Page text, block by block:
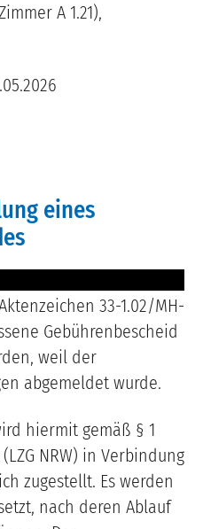
A 1.21),
eines
33-1.02/MH-
Gebührenbescheid
weil der
abgemeldet wurde.
hiermit gemäß § 1
NRW) in Verbindung
zugestellt. Es werden
nach deren Ablauf